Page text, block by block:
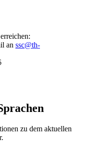
an ssc@th-
zu dem aktuellen